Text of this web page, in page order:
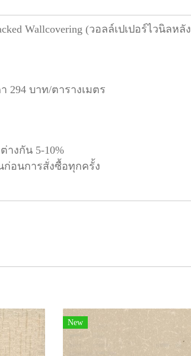
Wallcovering (วอลล์เปเปอร์ไวนิลหลั
294 บาท/ตารางเมตร
างกัน 5-10%
อนการสั่งซื้อทุกครั้ง
New